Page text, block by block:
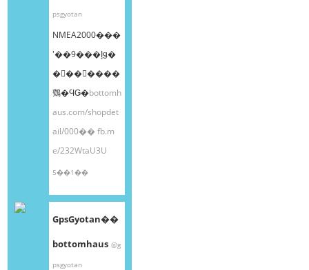
psgyotan
NMEA2000���
ʽ��9���إǥ�
�󥰥��󥵡����
䳫�ϤǤ�bottomh
aus.com/shopdet
ail/000��fb.m
e/232WtaU3U
5��1��
GpsGyotan��
bottomhaus @g
psgyotan